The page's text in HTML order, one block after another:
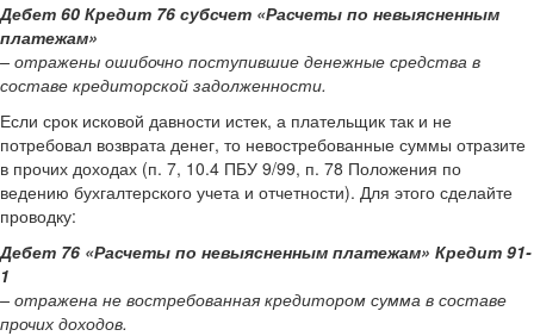
Дебет 60 Кредит 76 субсчет «Расчеты по невыясненным
платежам»
– отражены ошибочно поступившие денежные средства в
составе кредиторской задолженности.
Если срок исковой давности истек, а плательщик так и не
потребовал возврата денег, то невостребованные суммы отразите
в прочих доходах (п. 7, 10.4 ПБУ 9/99, п. 78 Положения по
ведению бухгалтерского учета и отчетности). Для этого сделайте
проводку:
Дебет 76 «Расчеты по невыясненным платежам» Кредит 91-
1
– отражена не востребованная кредитором сумма в составе
прочих доходов.